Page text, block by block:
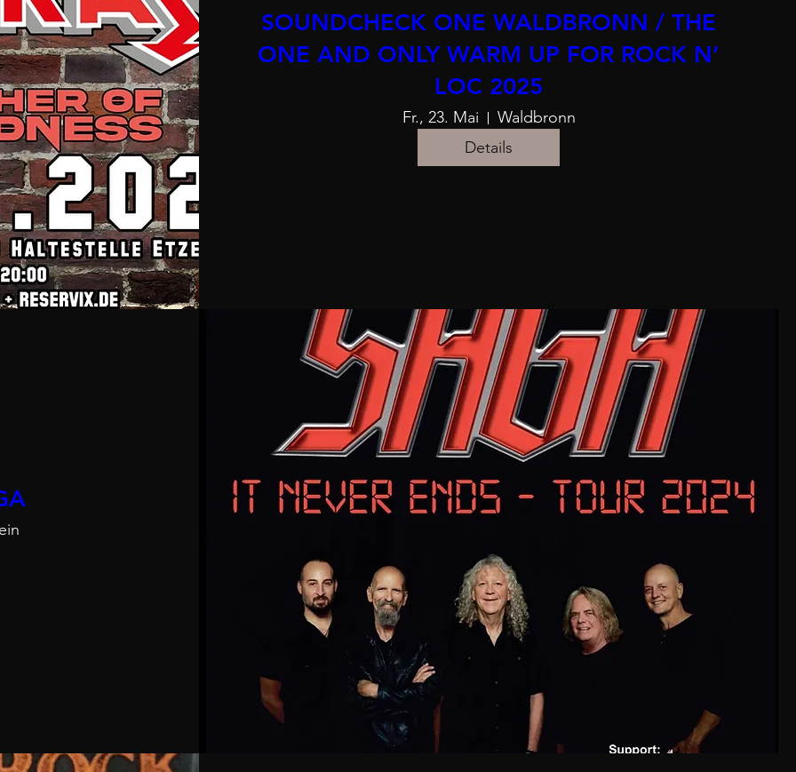
SOUNDCHECK ONE WALDBRONN / THE
ONE AND ONLY WARM UP FOR ROCK N’
LOC 2025
Fr., 23. Mai
Waldbronn
Details